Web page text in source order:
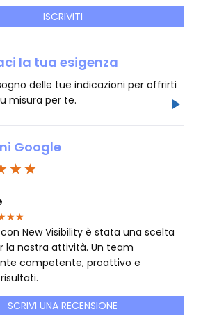
ISCRIVITI
la tua esigenza
delle tue indicazioni per offrirti
misura per te.
Google
★★
New Visibility è stata una scelta
la nostra attività. Un team
competente, proattivo e
SCRIVI UNA RECENSIONE